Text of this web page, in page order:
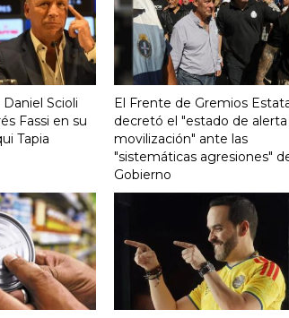
Scioli
Fassi en su
Tapia
El Frente de Gremios
decretó el "estado de
movilización" ante las
"sistemáticas agresiones"
Gobierno